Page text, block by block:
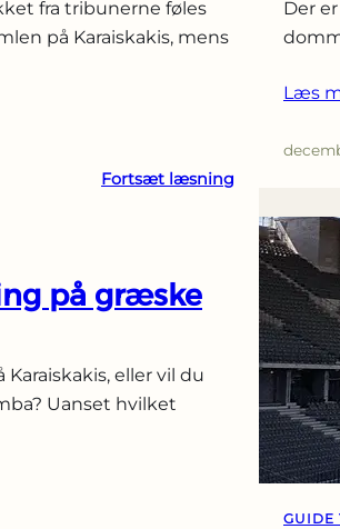
fra tribunerne føles
på Karaiskakis, mens
Fortsæt læsning
sektioner
græsk
fodbold:
forklaret
Der
Læs
på græske
eller vil du
Uanset hvilket
GUIDE